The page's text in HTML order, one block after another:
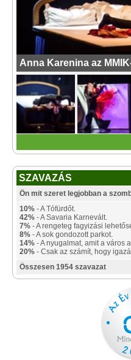
Anna Karenina az
SZAVAZÁS
Ön mit szeret legjobban a
10% - A Tófürdőt.
42% - A Savaria Karnevált.
7% - A rengeteg fagyizási
8% - A sok gondozott parkot.
14% - A nyugalmat, amit a város
20% - Csak az számít, hogy
Összesen 1954 szavazat